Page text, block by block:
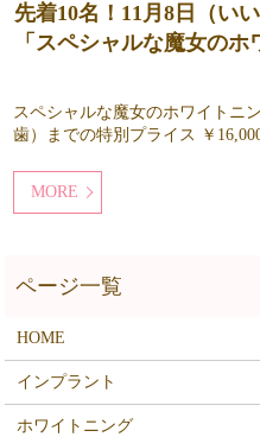
先着10名！11月8日（い
「スペシャルな魔女のホ
スペシャルな魔女のホワイトニ
歯）までの特別プライス ￥
MORE
HOME
インプラント
ホワイトニング